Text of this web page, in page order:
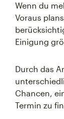
Wenn du
Voraus
Einigung
Durch das
Chancen,
Termin zu